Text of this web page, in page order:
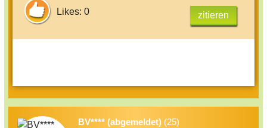
Likes: 0 zitieren
BV**** (abgemeldet) (25)